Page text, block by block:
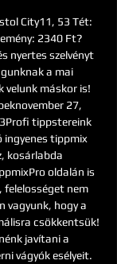
City11, 53 Tét:
2340 Ft?
nyertes szelvényt
a mai
máskor is!
27,
tippstereink
ingyenes tippmix
kosárlabda
oldalán is
felelosséget nem
vagyunk, hogy a
csökkentsük!
javítani a
vágyók esélyeit.